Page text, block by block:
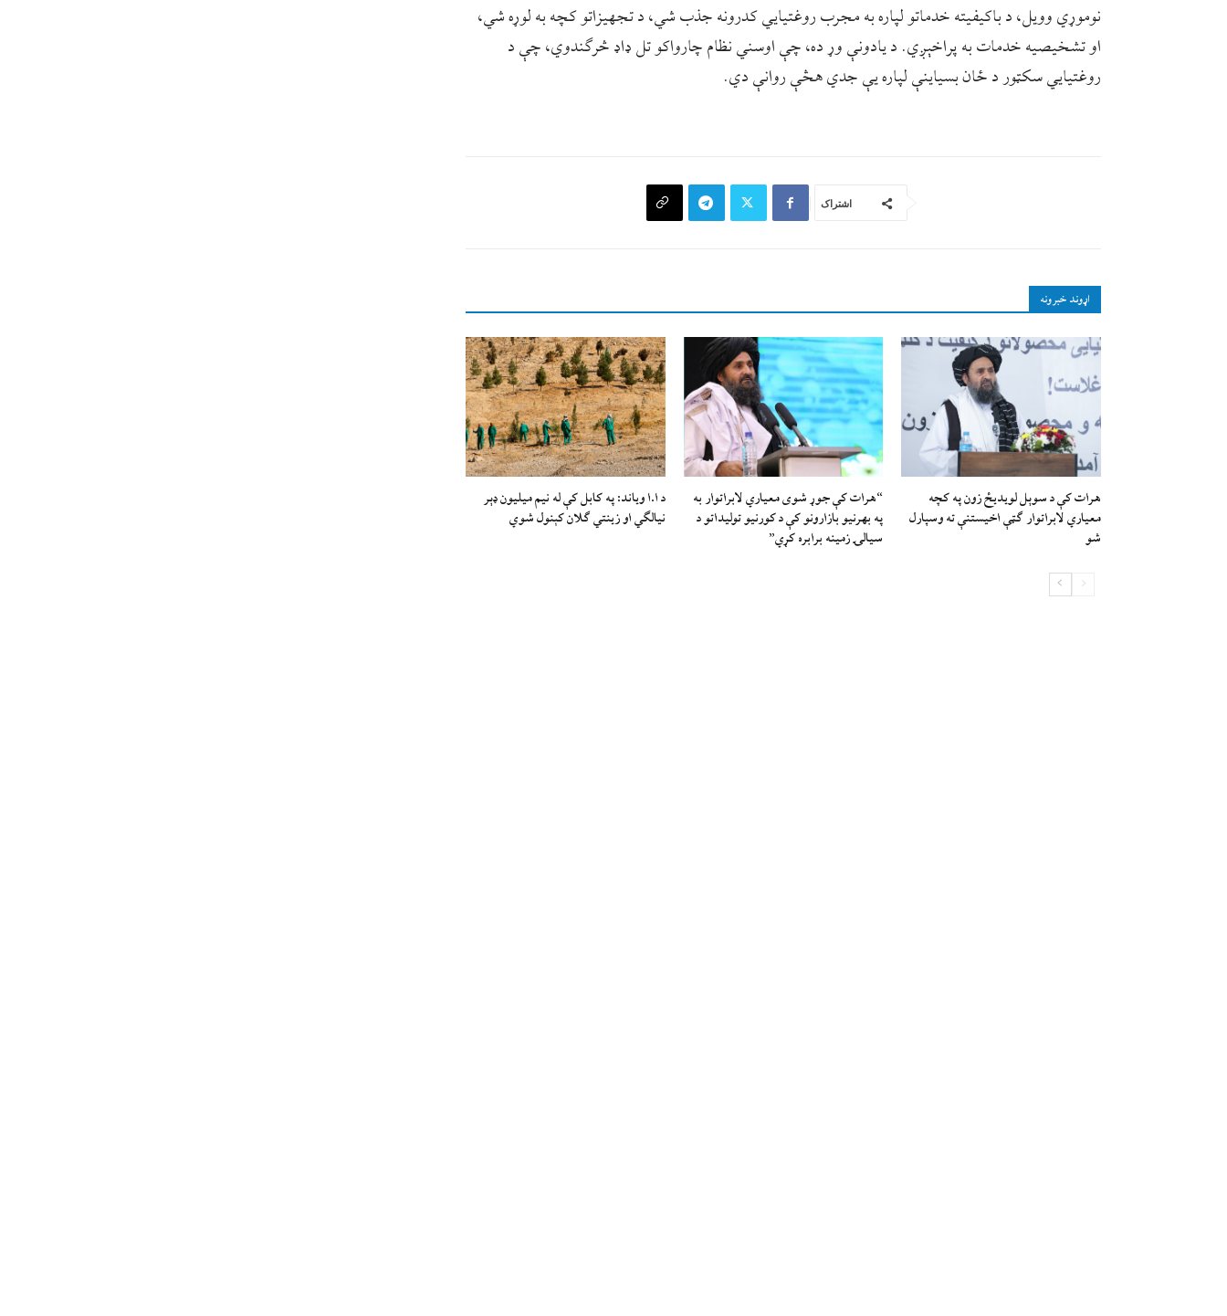
نوموړي وویل، د باکیفیته خدماتو لپاره به مجرب روغتیايي کدرونه جذب شي، د تجهیزاتو کچه به لوړه شي،
او تشخیصیه خدمات به پراخېږي. د یادونې وړ ده، چې اوسني نظام چارواکو تل ډاډ څرګندوي، چې د
روغتیايي سکټور د ځان بسیاینې لپاره یې جدي هڅې روانې دي.
اشتراک
اړوند خبرونه
هرات کې د سوېل ‌لویدیځ زون په کچه
معیاري لابراتوار ګټې اخیستنې ته وسپارل
شو
“هرات کې جوړ شوی معیاري لابراتوار به
په بهرنیو بازارونو کې د کورنیو تولیداتو د
سیالۍ زمینه برابره کړي”
د ا.ا وياند: په کابل کې له نیم میلیون ډېر
نیالګي او زینتي ګلان کېنول شوي